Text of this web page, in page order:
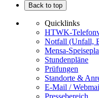
Back to top
Quicklinks
HTWK-
Notfall (Unfall,
Mensa-
Stundenpläne
Prüfungen
Standorte &
E-Mail /
Pressebereich